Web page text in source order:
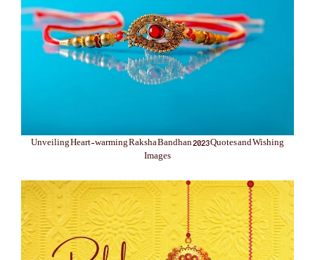
Unveiling Heart-warming Raksha Bandhan 2023 Quotes and Wishing
Images